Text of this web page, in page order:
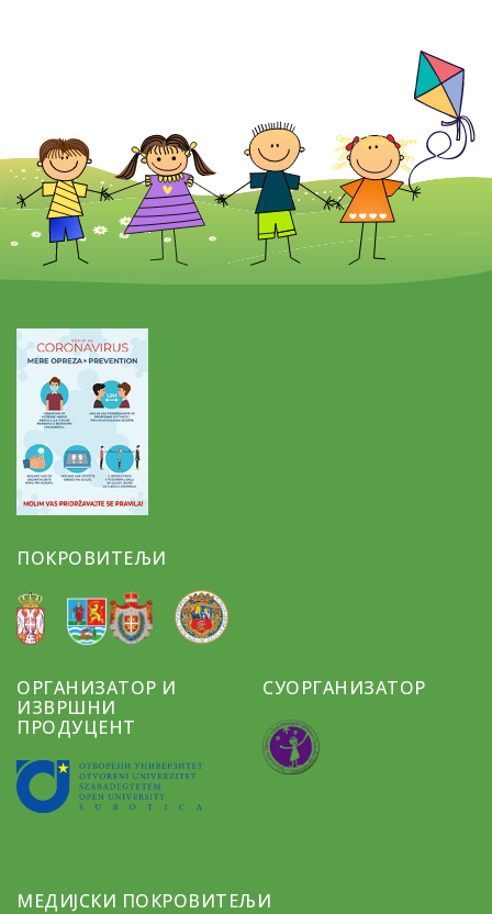
ПОКРОВИТЕЉИ
ОРГАНИЗАТОР И
ИЗВРШНИ
ПРОДУЦЕНТ
СУОРГАНИЗАТОР
МЕДИЈСКИ ПОКРОВИТЕЉИ